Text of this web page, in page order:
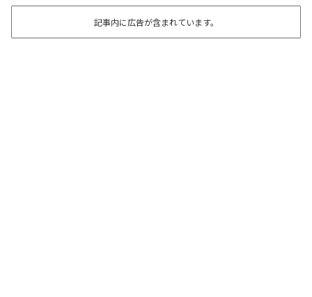
記事内に広告が含まれています。